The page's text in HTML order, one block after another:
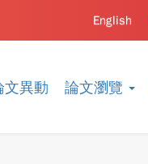
文異動 論文瀏覽
English